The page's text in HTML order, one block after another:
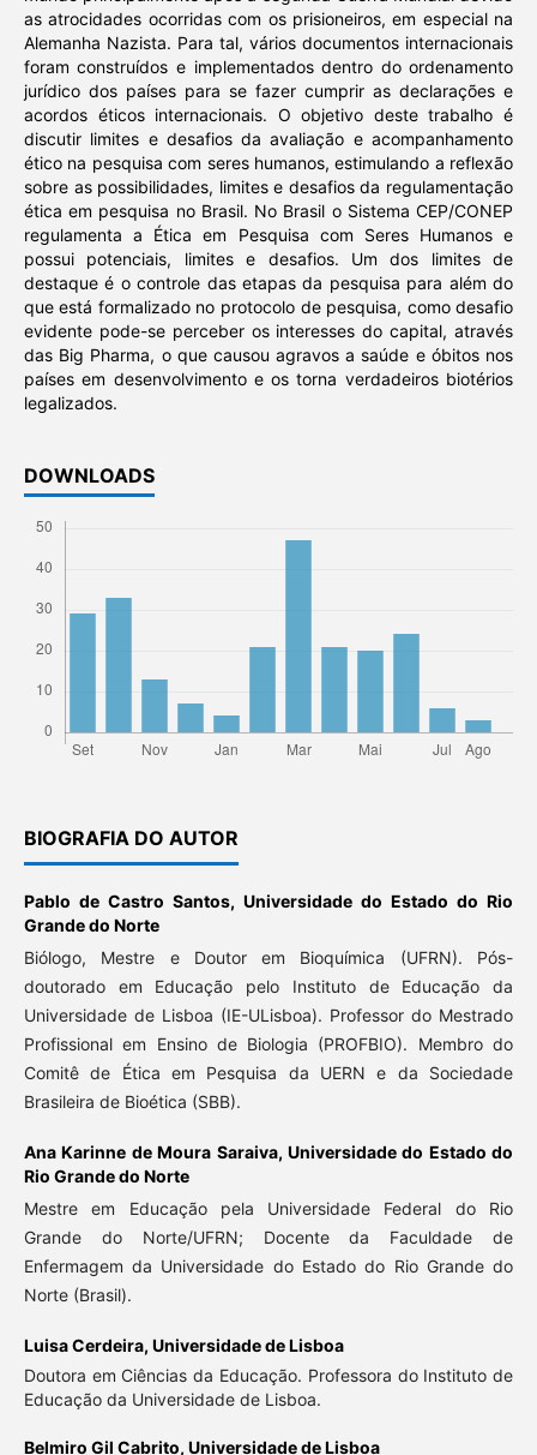
as atrocidades ocorridas com os prisioneiros, em especial na
Alemanha Nazista. Para tal, vários documentos internacionais
foram construídos e implementados dentro do ordenamento
jurídico dos países para se fazer cumprir as declarações e
acordos éticos internacionais. O objetivo deste trabalho é
discutir limites e desafios da avaliação e acompanhamento
ético na pesquisa com seres humanos, estimulando a reflexão
sobre as possibilidades, limites e desafios da regulamentação
ética em pesquisa no Brasil. No Brasil o Sistema CEP/CONEP
regulamenta a Ética em Pesquisa com Seres Humanos e
possui potenciais, limites e desafios. Um dos limites de
destaque é o controle das etapas da pesquisa para além do
que está formalizado no protocolo de pesquisa, como desafio
evidente pode-se perceber os interesses do capital, através
das Big Pharma, o que causou agravos a saúde e óbitos nos
países em desenvolvimento e os torna verdadeiros biotérios
legalizados.
DOWNLOADS
BIOGRAFIA DO AUTOR
Pablo de Castro Santos, Universidade do Estado do Rio
Grande do Norte
Biólogo, Mestre e Doutor em Bioquímica (UFRN). Pós-
doutorado em Educação pelo Instituto de Educação da
Universidade de Lisboa (IE-ULisboa). Professor do Mestrado
Profissional em Ensino de Biologia (PROFBIO). Membro do
Comitê de Ética em Pesquisa da UERN e da Sociedade
Brasileira de Bioética (SBB).
Ana Karinne de Moura Saraiva, Universidade do Estado do
Rio Grande do Norte
Mestre em Educação pela Universidade Federal do Rio
Grande do Norte/UFRN; Docente da Faculdade de
Enfermagem da Universidade do Estado do Rio Grande do
Norte (Brasil).
Luisa Cerdeira, Universidade de Lisboa
Doutora em Ciências da Educação. Professora do Instituto de
Educação da Universidade de Lisboa.
Belmiro Gil Cabrito, Universidade de Lisboa